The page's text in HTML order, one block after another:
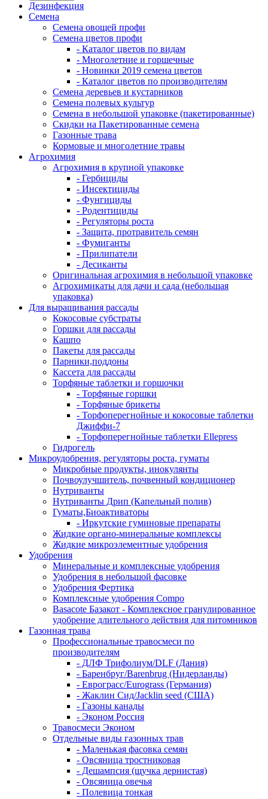
Дезинфекция
Семена
Семена овощей профи
Семена цветов профи
- Каталог цветов по видам
- Многолетние и горшечные
- Новинки 2019 семена цветов
- Каталог цветов по производителям
Семена деревьев и кустарников
Семена полевых культур
Семена в небольшой упаковке (пакетированные)
Скидки на Пакетированные семена
Газонные трава
Кормовые и многолетние травы
Агрохимия
Агрохимия в крупной упаковке
- Гербициды
- Инсектициды
- Фунгициды
- Родентициды
- Регуляторы роста
- Защита, протравитель семян
- Фумиганты
- Прилипатели
- Десиканты
Оригинальная агрохимия в небольшой упаковке
Агрохимикаты для дачи и сада (небольшая
упаковка)
Для выращивания рассады
Кокосовые субстраты
Горшки для рассады
Кашпо
Пакеты для рассады
Парники,поддоны
Кассета для рассады
Торфяные таблетки и горшочки
- Торфяные горшки
- Торфяные брикеты
- Торфоперегнойные и кокосовые таблетки
Джиффи-7
- Торфоперегнойные таблетки Ellepress
Гидрогель
Микроудобрения, регуляторы роста, гуматы
Микробные продукты, инокулянты
Почвоулучшитель, почвенный кондиционер
Нутриванты
Нутриванты Дрип (Капельный полив)
Гуматы,Биоактиваторы
- Иркутские гуминовые препараты
Жидкие органо-минеральные комплексы
Жидкие микроэлементные удобрения
Удобрения
Минеральные и комплексные удобрения
Удобрения в небольшой фасовке
Удобрения Фертика
Комплексные удобрения Compo
Basacote Базакот - Комплексное гранулированное
удобрение длительного действия для питомников
Газонная трава
Профессиональные травосмеси по
производителям
- ДЛФ Трифолиум/DLF (Дания)
- Баренбруг/Barenbrug (Нидерланды)
- Еврограсс/Eurograss (Германия)
- Жаклин Сид/Jacklin seed (США)
- Газоны канады
- Эконом Россия
Травосмеси Эконом
Отдельные виды газонных трав
- Маленькая фасовка семян
- Овсяница тростниковая
- Дешампсия (щучка дернистая)
- Овсяница овечья
- Полевица тонкая